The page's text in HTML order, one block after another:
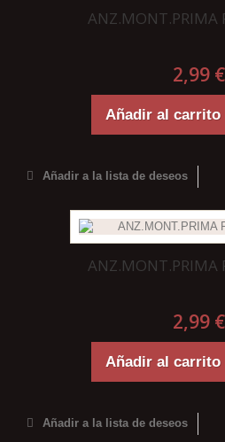
ANZ.MONT.PRIMA
2,99 €
Añadir al carrito
Añadir a la lista de deseos
ANZ.MONT.PRIMA
2,99 €
Añadir al carrito
Añadir a la lista de deseos